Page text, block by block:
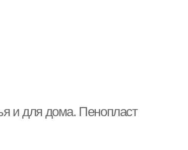
и для дома. Пенопласт